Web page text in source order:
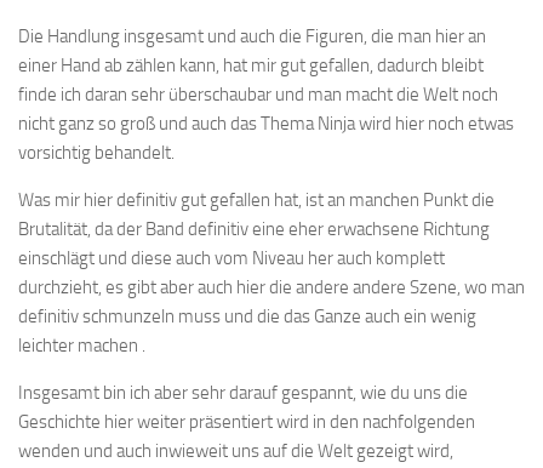
Die Handlung insgesamt und auch die Figuren, die man hier an
einer Hand ab zählen kann, hat mir gut gefallen, dadurch bleibt
finde ich daran sehr überschaubar und man macht die Welt noch
nicht ganz so groß und auch das Thema Ninja wird hier noch etwas
vorsichtig behandelt.
Was mir hier definitiv gut gefallen hat, ist an manchen Punkt die
Brutalität, da der Band definitiv eine eher erwachsene Richtung
einschlägt und diese auch vom Niveau her auch komplett
durchzieht, es gibt aber auch hier die andere andere Szene, wo man
definitiv schmunzeln muss und die das Ganze auch ein wenig
leichter machen .
Insgesamt bin ich aber sehr darauf gespannt, wie du uns die
Geschichte hier weiter präsentiert wird in den nachfolgenden
wenden und auch inwieweit uns auf die Welt gezeigt wird,